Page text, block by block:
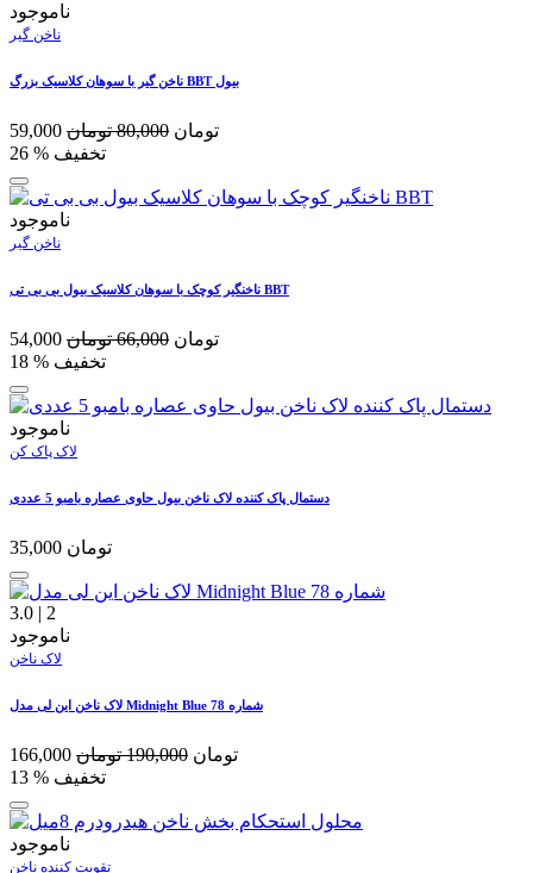
ناموجود
ناخن گیر
ناخن گير با سوهان کلاسيک بزرگ BBT بیول
59,000 تومان 80,000تومان
26
% تخفیف
ناموجود
ناخن گیر
ناخنگیر کوچک با سوهان کلاسیک بیول بی بی تی BBT
54,000 تومان 66,000تومان
18
% تخفیف
ناموجود
لاک پاک کن
دستمال پاک کننده لاک ناخن بیول حاوی عصاره بامبو 5 عددی
35,000 تومان
3.0 | 2
ناموجود
لاک ناخن
لاک ناخن این لی مدل Midnight Blue شماره 78
166,000 تومان 190,000تومان
13
% تخفیف
ناموجود
تقویت کننده ناخن